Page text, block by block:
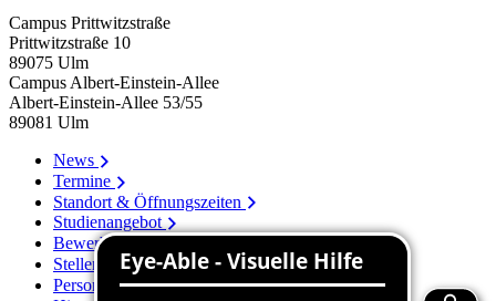
Campus Prittwitzstraße
Prittwitzstraße 10
89075 Ulm
Campus Albert-Einstein-Allee
Albert-Einstein-Allee 53/​55
89081 Ulm
News
Termine
Standort & Öffnungszeiten
Studienangebot
Bewerbung
Stellenangebote
Personenverzeichnis